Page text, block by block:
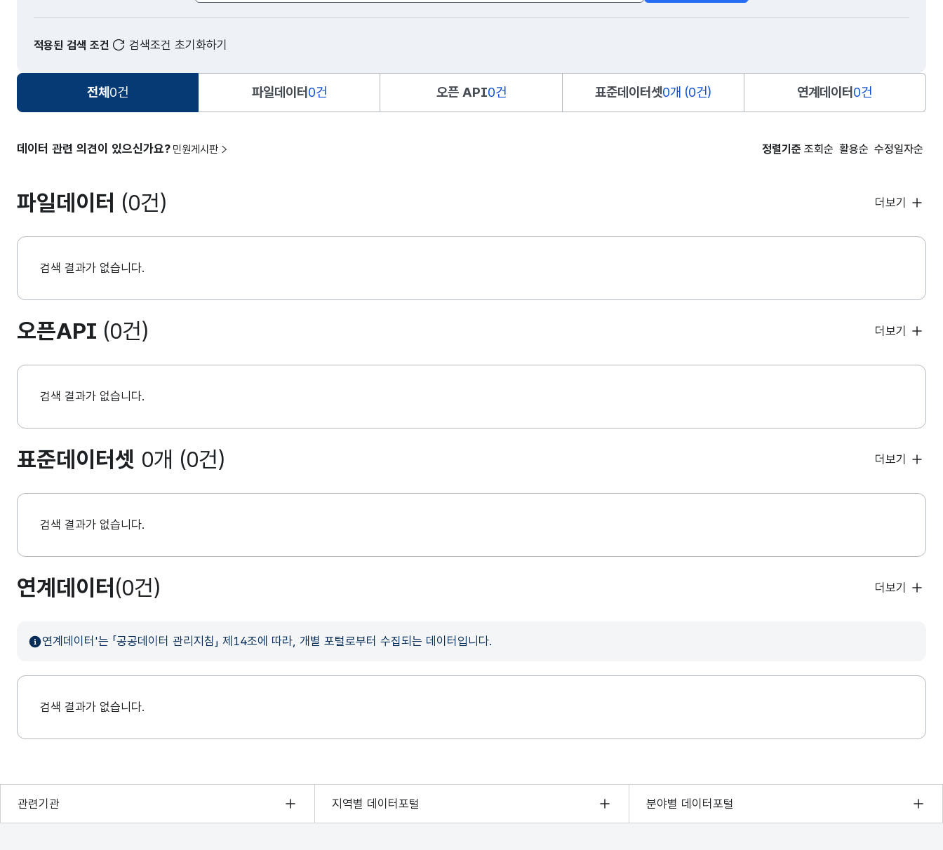
적용된 검색 조건 검색조건 초기화하기
전체 0건 파일데이터 0건 오픈 API0건 표준데이터셋0개 (0건) 연계데이터 0건
데이터 관련 의견이 있으신가요? 민원게시판 정렬기준 조회순 활용순 수정일자순
파일데이터 (0건) 더보기
검색 결과가 없습니다.
오픈API (0건) 더보기
검색 결과가 없습니다.
표준데이터셋 0개 (0건) 더보기
검색 결과가 없습니다.
연계데이터 (0건) 더보기
연계데이터'는 「공공데이터 관리지침」 제14조에 따라, 개별 포털로부터 수집되는 데이터입니다.
검색 결과가 없습니다.
관련기관
행정안전부
한국지능정보사회진흥원
지역별 데이터포털
서울 열린데이터광장
경기데이터드림
분야별 데이터포털
기상자료개방포털
국토교통부 공간정보오픈플랫폼